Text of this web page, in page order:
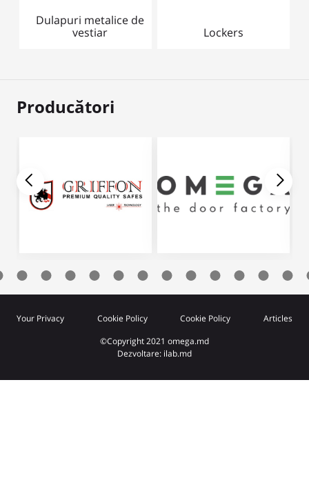
Dulapuri metalice de
vestiar
Lockers
Producători
Your Privacy Cookie Policy Cookie Policy Articles
©Copyright 2021 omega.md
Dezvoltare: ilab.md